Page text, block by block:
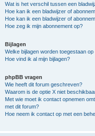
Wat is het verschil tussen een
Hoe kan ik een bladwijzer of
Hoe kan ik een bladwijzer of
Hoe zeg ik mijn abonnement op?
Bijlagen
Welke bijlagen worden toegestaan op
Hoe vind ik al mijn bijlagen?
phpBB vragen
Wie heeft dit forum geschreven?
Waarom is de optie X niet
Met wie moet ik contact opnemen
met dit forum?
Hoe neem ik contact op met een